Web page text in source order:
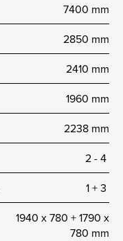
7400 mm
2850 mm
2410 mm
1960 mm
2238 mm
2 -­ 4
1 + 3
1940 x 780 + 1790 x
780 mm